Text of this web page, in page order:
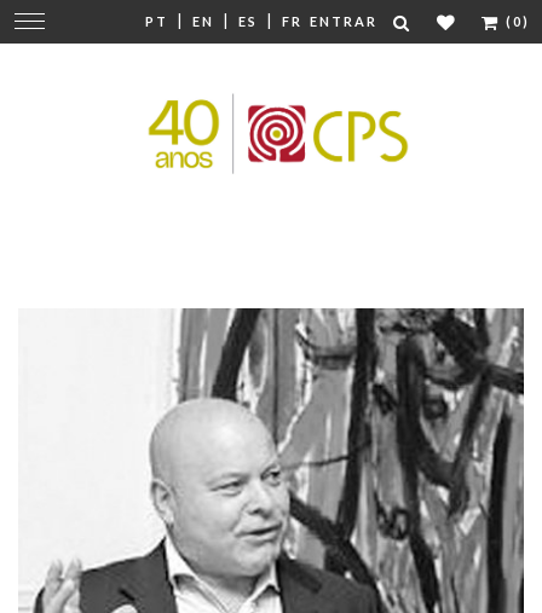
PT | EN | ES | FR ENTRAR (0)
Mudar
navegação